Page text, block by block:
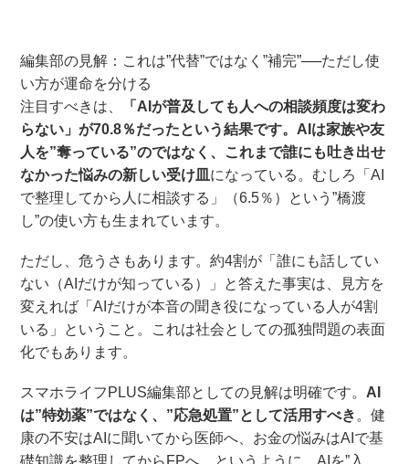
編集部の見解：これは”代替”ではなく”補完”──ただし使
い方が運命を分ける
注目すべきは、
「AIが普及しても人への相談頻度は変わ
らない」が70.8％だったという結果です。AIは家族や友
人を”奪っている”のではなく、これまで誰にも吐き出せ
なかった悩みの新しい受け皿 になっている。むしろ「AI
で整理してから人に相談する」（6.5％）という”橋渡
し”の使い方も生まれています。
ただし、危うさもあります。約4割が「誰にも話してい
ない（AIだけが知っている）」と答えた事実は、見方を
変えれば「AIだけが本音の聞き役になっている人が4割
いる」ということ。これは社会としての孤独問題の表面
化でもあります。
スマホライフPLUS編集部としての見解は明確です。 AI
は”特効薬”ではなく、”応急処置”として活用すべき 。健
康の不安はAIに聞いてから医師へ、お金の悩みはAIで基
礎知識を整理してからFPへ、というように、AIを”入